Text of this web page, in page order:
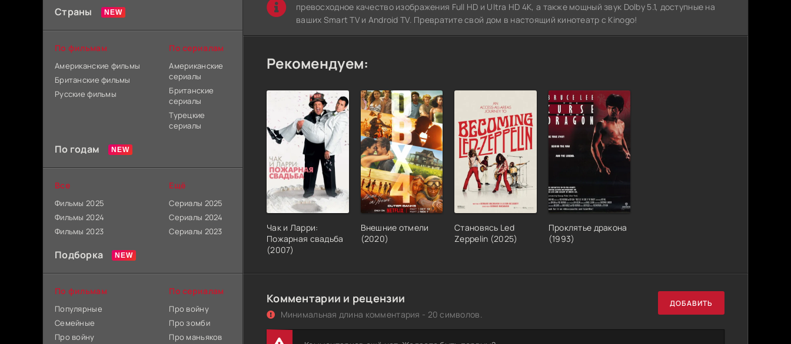
превосходное качество изображения Full HD и Ultra HD 4K, а также мощный звук Dolby 5.1, доступные на
ваших Smart TV и Android TV. Превратите свой дом в настоящий кинотеатр с Kinogo!
Рекомендуем:
Чак и Ларри:
Пожарная свадьба
(2007)
Внешние отмели
(2020)
Становясь Led
Zeppelin (2025)
Проклятье дракона
(1993)
Комментарии и рецензии
Минимальная длина комментария - 20 символов.
ДОБАВИТЬ
Страны
По фильмам
Американские фильмы
Британские фильмы
Русские фильмы
По сериалам
Американские
сериалы
Британские
сериалы
Турецкие
сериалы
По годам
Все
Фильмы 2025
Фильмы 2024
Фильмы 2023
Ещё
Сериалы 2025
Сериалы 2024
Сериалы 2023
Подборка
По фильмам
Популярные
Семейные
Про войну
По сериалам
Про войну
Про зомби
Про маньяков